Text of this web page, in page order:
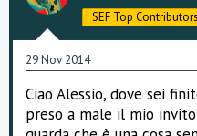
t
e
SEF Top Contributors
29 Nov 2014
Ciao Alessio, dove sei
preso a male il mio